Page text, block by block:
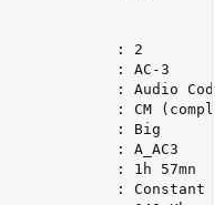
: 2
: AC-3
: Audio
: CM
: Big
: A_AC3
: 1h 57mn
: Constant